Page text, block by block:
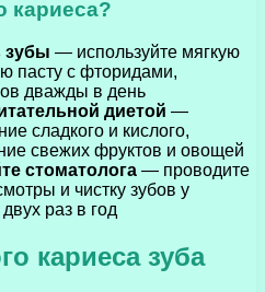
кариеса?
зубы — используйте мягкую
пасту с фторидами,
дважды в день
диетой —
сладкого и кислого,
свежих фруктов и овощей
стоматолога — проводите
и чистку зубов у
раз в год
кариеса зуба